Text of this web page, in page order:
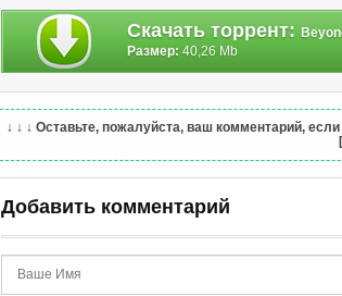
Скачать торрент:
Размер: 40,26 Mb
↓ ↓ ↓ Оставьте, пожалуйста, ваш комментарий,
Добавить комментарий